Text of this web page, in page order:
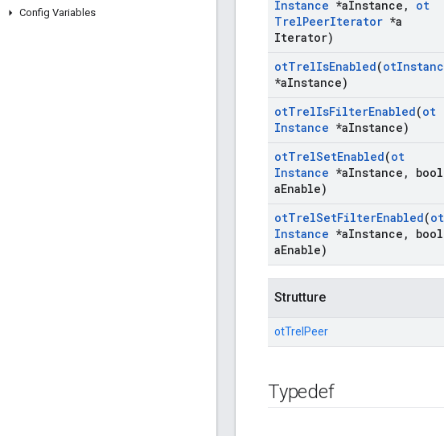
Config Variables
Instance *aInstance ,
ot
TrelPeerIterator *a
Iterator)
otTrelIsEnabled(ot
*aInstance)
otTrelIsFilterEnabled(ot
Instance *aInstance)
otTrelSetEnabled(ot
Instance *aInstance ,
bool
aEnable)
otTrelSetFilterEnabled(ot
Instance *aInstance ,
bool
aEnable)
Strutture
otTrelPeer
Typedef